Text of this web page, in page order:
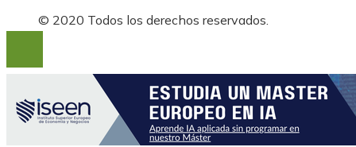
© 2020 Todos los derechos reservados.